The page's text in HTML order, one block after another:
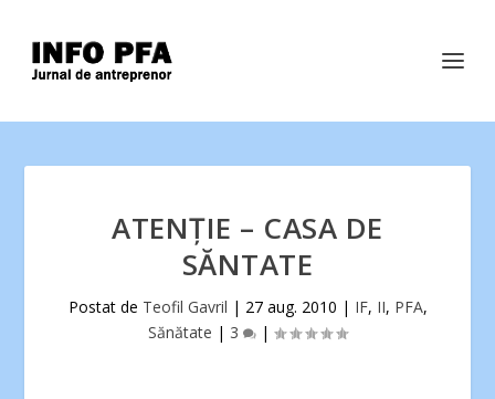
ATENŢIE – CASA DE
SĂNTATE
Postat de Teofil Gavril | 27 aug. 2010 | IF, II, PFA,
Sănătate | 3 |